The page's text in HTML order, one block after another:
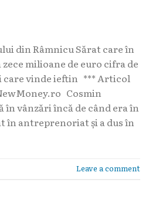
din Râmnicu Sărat care în
milioane de euro cifra de
care vinde ieftin *** Articol
Cosmin
în vânzări încă de când era în
în antreprenoriat și a dus în
Leave a comment